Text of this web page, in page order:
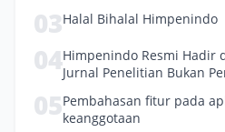
03Halal Bihalal Himpenindo
04Himpenindo Resmi Hadir
Jurnal Penelitian Bukan
05Pembahasan fitur pada
keanggotaan